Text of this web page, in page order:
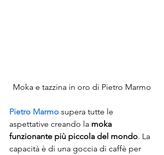
Moka e tazzina in oro di Pietro Marmo
Pietro Marmo supera tutte le
aspettative creando la moka
funzionante più piccola del mondo. La
capacità è di una goccia di caffè per